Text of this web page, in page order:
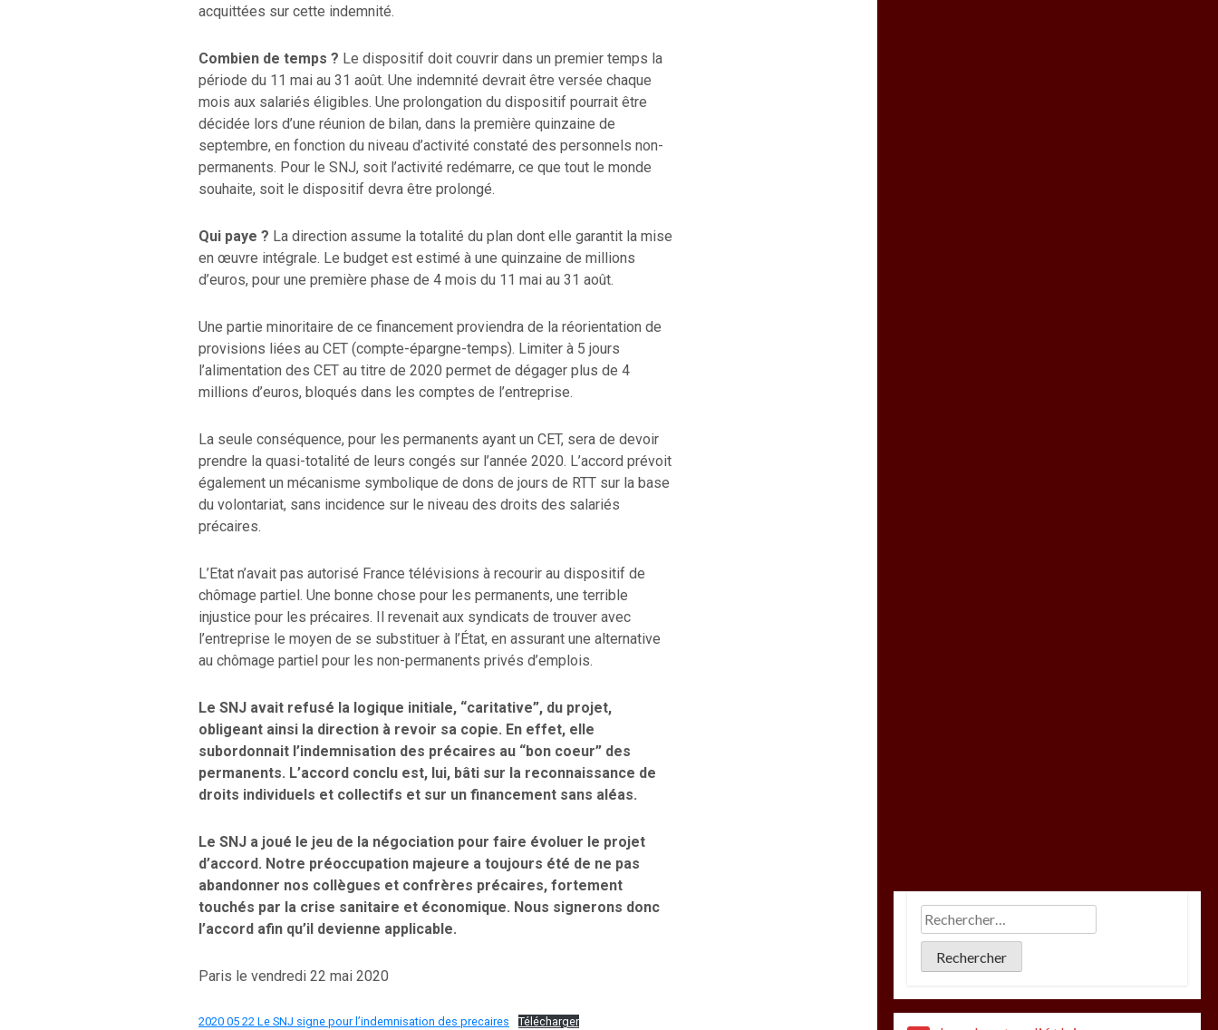
acquittées sur cette indemnité.
Combien de temps ? Le dispositif doit couvrir dans un premier temps la
période du 11 mai au 31 août. Une indemnité devrait être versée chaque
mois aux salariés éligibles. Une prolongation du dispositif pourrait être
décidée lors d’une réunion de bilan, dans la première quinzaine de
septembre, en fonction du niveau d’activité constaté des personnels non-
permanents. Pour le SNJ, soit l’activité redémarre, ce que tout le monde
souhaite, soit le dispositif devra être prolongé.
Qui paye ? La direction assume la totalité du plan dont elle garantit la mise
en œuvre intégrale. Le budget est estimé à une quinzaine de millions
d’euros, pour une première phase de 4 mois du 11 mai au 31 août.
Une partie minoritaire de ce financement proviendra de la réorientation de
provisions liées au CET (compte-épargne-temps). Limiter à 5 jours
l’alimentation des CET au titre de 2020 permet de dégager plus de 4
millions d’euros, bloqués dans les comptes de l’entreprise.
La seule conséquence, pour les permanents ayant un CET, sera de devoir
prendre la quasi-totalité de leurs congés sur l’année 2020. L’accord prévoit
également un mécanisme symbolique de dons de jours de RTT sur la base
du volontariat, sans incidence sur le niveau des droits des salariés
précaires.
L’Etat n’avait pas autorisé France télévisions à recourir au dispositif de
chômage partiel. Une bonne chose pour les permanents, une terrible
injustice pour les précaires. Il revenait aux syndicats de trouver avec
l’entreprise le moyen de se substituer à l’État, en assurant une alternative
au chômage partiel pour les non-permanents privés d’emplois.
Le SNJ avait refusé la logique initiale, “caritative”, du projet,
obligeant ainsi la direction à revoir sa copie. En effet, elle
subordonnait l’indemnisation des précaires au “bon coeur” des
permanents. L’accord conclu est, lui, bâti sur la reconnaissance de
droits individuels et collectifs et sur un financement sans aléas.
Le SNJ a joué le jeu de la négociation pour faire évoluer le projet
d’accord. Notre préoccupation majeure a toujours été de ne pas
abandonner nos collègues et confrères précaires, fortement
touchés par la crise sanitaire et économique. Nous signerons donc
l’accord afin qu’il devienne applicable.
Paris le vendredi 22 mai 2020
2020 05 22 Le SNJ signe pour l’indemnisation des precaires Télécharger